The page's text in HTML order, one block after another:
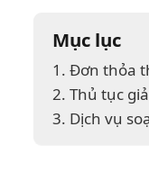
Mục lục
1. Đơn thỏa
2. Thủ tục
3. Dịch vụ